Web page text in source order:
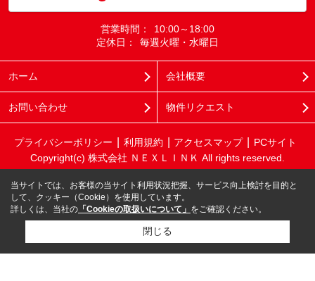
営業時間：
10:00～18:00
定休日：
毎週火曜・水曜日
ホーム 会社概要
お問い合わせ 物件リクエスト
プライバシーポリシー 利用規約 アクセスマップ
PCサイト
Copyright(c) 株式会社 ＮＥＸＬＩＮＫ All rights reserved.
当サイトでは、お客様の当サイト利用状況把握、サービス向上検討を目的と
して、クッキー（Cookie）を使用しています。
詳しくは、当社の 「Cookieの取扱いについて」 をご確認ください。
閉じる